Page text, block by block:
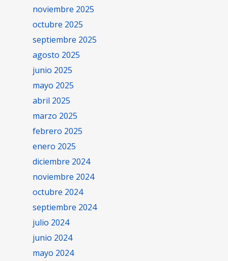
noviembre 2025
octubre 2025
septiembre 2025
agosto 2025
junio 2025
mayo 2025
abril 2025
marzo 2025
febrero 2025
enero 2025
diciembre 2024
noviembre 2024
octubre 2024
septiembre 2024
julio 2024
junio 2024
mayo 2024